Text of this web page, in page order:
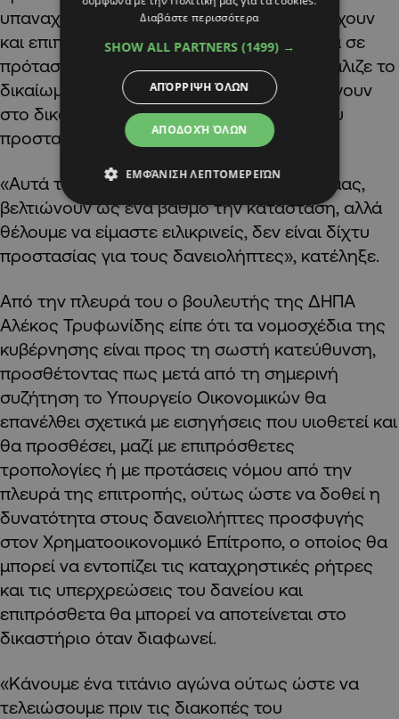
υπαναχωρήσεις της τελευταίας στιγμής έχουν
και επιπτώσεις, αναφερόμενος ειδικότερα σε
πρόταση του καλοκαιριού, η οποία διασφάλιζε το
δικαίωμα των δανειοληπτών να προσφεύγουν
στο δικαστήριο, η οποία αποτελούσε δίχτυ
προστασίας.
«Αυτά τα οποία έχουμε σήμερα μπροστά μας,
βελτιώνουν ως ένα βαθμό την κατάσταση, αλλά
θέλουμε να είμαστε ειλικρινείς, δεν είναι δίχτυ
προστασίας για τους δανειολήπτες», κατέληξε.
Από την πλευρά του ο βουλευτής της ΔΗΠΑ
Αλέκος Τρυφωνίδης είπε ότι τα νομοσχέδια της
κυβέρνησης είναι προς τη σωστή κατεύθυνση,
προσθέτοντας πως μετά από τη σημερινή
συζήτηση το Υπουργείο Οικονομικών θα
επανέλθει σχετικά με εισηγήσεις που υιοθετεί και
θα προσθέσει, μαζί με επιπρόσθετες
τροπολογίες ή με προτάσεις νόμου από την
πλευρά της επιτροπής, ούτως ώστε να δοθεί η
δυνατότητα στους δανειολήπτες προσφυγής
στον Χρηματοοικονομικό Επίτροπο, ο οποίος θα
μπορεί να εντοπίζει τις καταχρηστικές ρήτρες
και τις υπερχρεώσεις του δανείου και
επιπρόσθετα θα μπορεί να αποτείνεται στο
δικαστήριο όταν διαφωνεί.
«Κάνουμε ένα τιτάνιο αγώνα ούτως ώστε να
τελειώσουμε πριν τις διακοπές του
Διαβάστε περισσότερα
SHOW ALL PARTNERS (1499) →
ΑΠΟΔΟΧΉ ΌΛΩΝ
ΑΠΌΡΡΙΨΗ ΌΛΩΝ
ΕΜΦΆΝΙΣΗ ΛΕΠΤΟΜΕΡΕΙΏΝ